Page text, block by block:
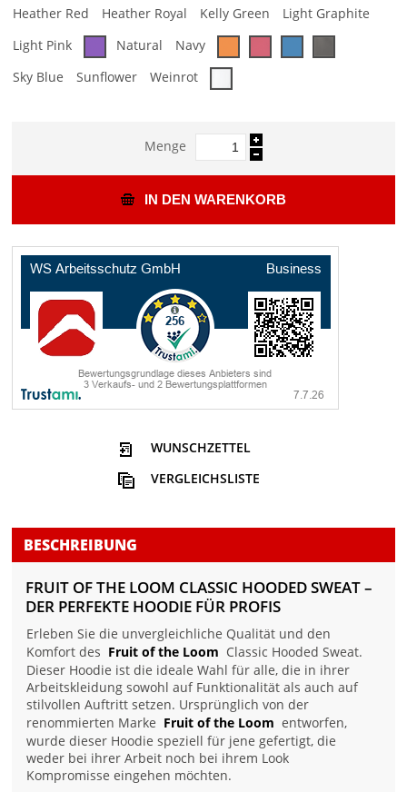
Heather Red
Heather Royal Kelly Green
Light Graphite
Light Pink
Natural
Navy
Sky Blue
Sunflower Weinrot
Menge
IN DEN WARENKORB
WUNSCHZETTEL
VERGLEICHSLISTE
BESCHREIBUNG
FRUIT OF THE LOOM CLASSIC HOODED SWEAT –
DER PERFEKTE HOODIE FÜR PROFIS
Erleben Sie die unvergleichliche Qualität und den
Komfort des Fruit of the Loom Classic Hooded Sweat.
Dieser Hoodie ist die ideale Wahl für alle, die in ihrer
Arbeitskleidung sowohl auf Funktionalität als auch auf
stilvollen Auftritt setzen. Ursprünglich von der
renommierten Marke Fruit of the Loom entworfen,
wurde dieser Hoodie speziell für jene gefertigt, die
weder bei ihrer Arbeit noch bei ihrem Look
Kompromisse eingehen möchten.